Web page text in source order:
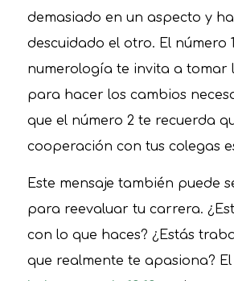
demasiado en un aspecto y
descuidado el otro. El número
numerología te invita a tomar
para hacer los cambios
que el número 2 te recuerda
cooperación con tus colegas
Este mensaje también puede
para reevaluar tu carrera.
con lo que haces? ¿Estás
que realmente te apasiona? El